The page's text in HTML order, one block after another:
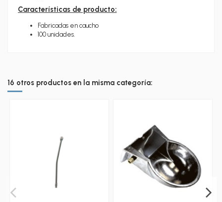
Características de producto:
Fabricadas en caucho
100 unidades.
16 otros productos en la misma categoría: